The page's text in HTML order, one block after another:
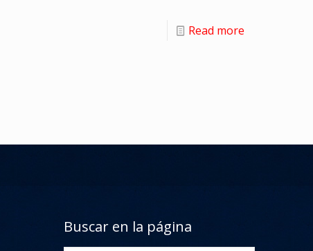
Read more
Buscar en la página